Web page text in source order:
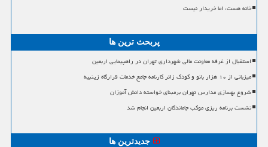
خانه هست، اما خریدار نیست
پربحث ترین ها
استقبال از غرفه معاونت مالی شهرداری تهران در راهپیمایی اربعین
میزبانی از ۱۰ هزار بانو و کودک زائر کارنامه جامع خدمات قرارگاه زینبیه
شروع بهسازی مدارس تهران برمبنای خواسته دانش آموزان
نشست برنامه ریزی موکب جاماندگان اربعین انجام شد
جدیدترین ها